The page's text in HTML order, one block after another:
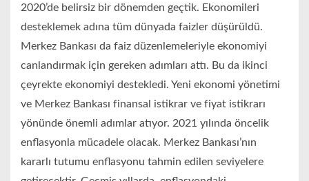
2020’de belirsiz bir dönemden geçtik. Ekonomileri
desteklemek adına tüm dünyada faizler düşürüldü.
Merkez Bankası da faiz düzenlemeleriyle ekonomiyi
canlandırmak için gereken adımları attı. Bu da ikinci
çeyrekte ekonomiyi destekledi. Yeni ekonomi yönetimi
ve Merkez Bankası finansal istikrar ve fiyat istikrarı
yönünde önemli adımlar atıyor. 2021 yılında öncelik
enflasyonla mücadele olacak. Merkez Bankası’nın
kararlı tutumu enflasyonu tahmin edilen seviyelere